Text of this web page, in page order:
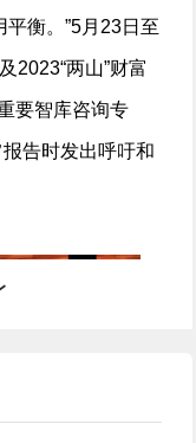
平衡。”5月23日至
2023“两山”财富
要智库咨询专
告时发出呼吁和